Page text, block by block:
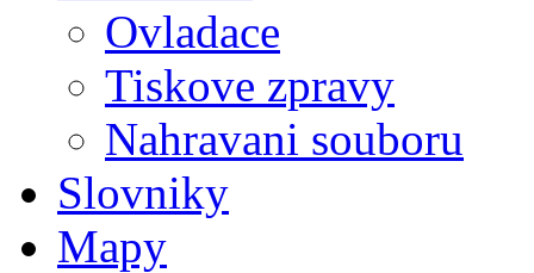
Ovladace
Tiskove zpravy
Nahravani souboru
Slovniky
Mapy